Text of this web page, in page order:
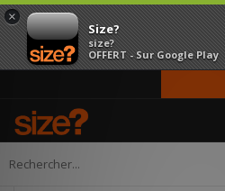
×
Size?
size?
OFFERT - Sur Google Play
Accueil Vans Authentic